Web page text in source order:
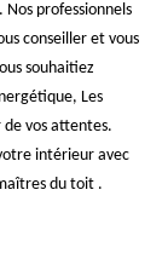
professionnels
conseiller et vous
souhaitiez
Les
vos attentes.
intérieur avec
du toit .